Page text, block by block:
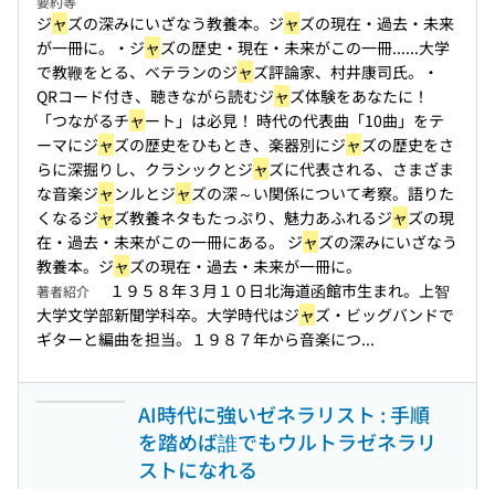
ジャズの深みにいざなう教養本。ジャズの現在・過去・未来
が一冊に。・ジャズの歴史・現在・未来がこの一冊......大学
で教鞭をとる、ベテランのジャズ評論家、村井康司氏。・
QRコード付き、聴きながら読むジャズ体験をあなたに！
「つながるチャート」は必見！ 時代の代表曲「10曲」をテ
ーマにジャズの歴史をひもとき、楽器別にジャズの歴史をさ
らに深掘りし、クラシックとジャズに代表される、さまざま
な音楽ジャ ンルとジャズの深～い関係について考察。語りた
くなるジャズ教養ネタもたっぷり、魅力あふれるジャズの現
在・過去・未来がこの一冊にある。 ジャズの深みにいざなう
教養本。ジャズの現在・過去・未来が一冊に。
著者紹介
１９５８年３月１０日北海道函館市生まれ。上智
大学文学部新聞学科卒。大学時代はジャズ・ビッグバンドで
ギターと編曲を担当。１９８７年から音楽につ...
AI時代に強いゼネラリスト : 手順
を踏めば誰でもウルトラゼネラリ
ストになれる